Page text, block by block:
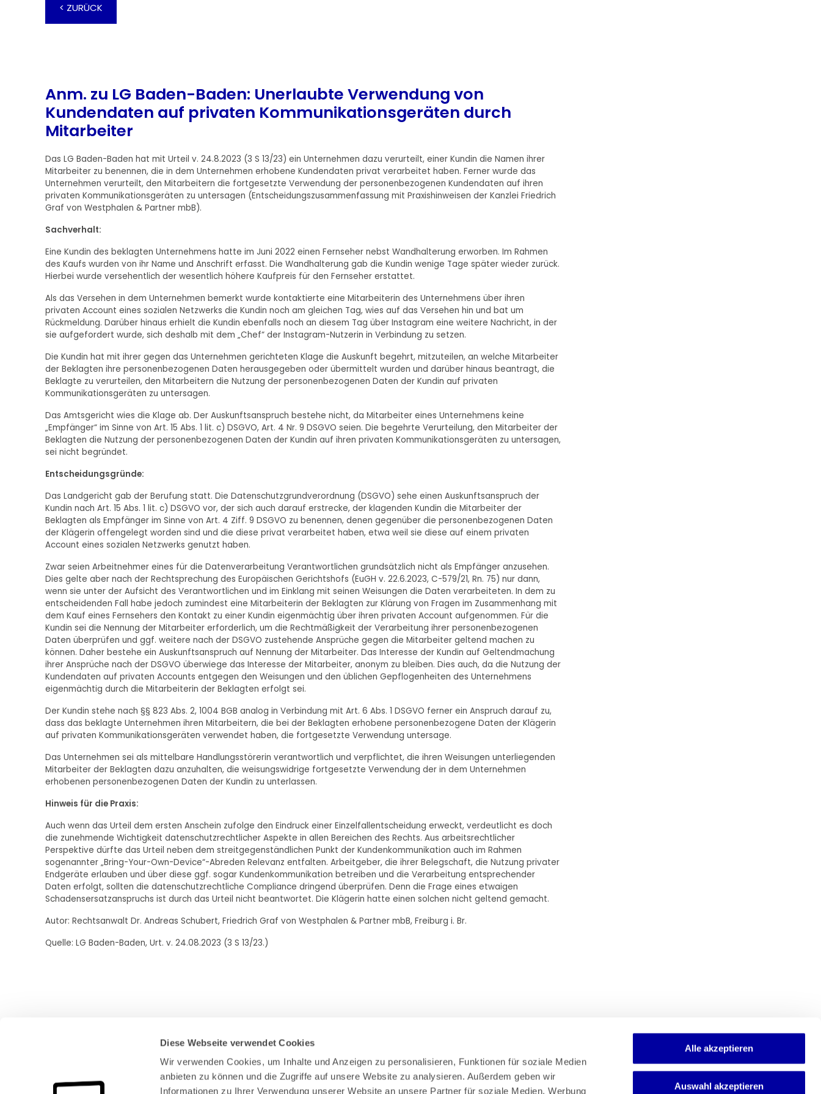
Diese Webseite verwendet Cookies
Wir verwenden Cookies, um Inhalte und Anzeigen zu personalisieren, Funktionen für soziale Medien
anbieten zu können und die Zugriffe auf unsere Website zu analysieren. Außerdem geben wir
Informationen zu Ihrer Verwendung unserer Website an unsere Partner für soziale Medien, Werbung
Alle akzeptieren
Auswahl akzeptieren
< ZURÜCK
Anm. zu LG Baden-Baden: Unerlaubte Verwendung von
Kundendaten auf privaten Kommunikationsgeräten durch
Mitarbeiter
Das LG Baden-Baden hat mit Urteil v. 24.8.2023 (3 S 13/23) ein Unternehmen dazu verurteilt, einer Kundin die Namen ihrer
Mitarbeiter zu benennen, die in dem Unternehmen erhobene Kundendaten privat verarbeitet haben. Ferner wurde das
Unternehmen verurteilt, den Mitarbeitern die fortgesetzte Verwendung der personenbezogenen Kundendaten auf ihren
privaten Kommunikationsgeräten zu untersagen (Entscheidungszusammenfassung mit Praxishinweisen der Kanzlei Friedrich
Graf von Westphalen & Partner mbB).
Sachverhalt:
Eine Kundin des beklagten Unternehmens hatte im Juni 2022 einen Fernseher nebst Wandhalterung erworben. Im Rahmen
des Kaufs wurden von ihr Name und Anschrift erfasst. Die Wandhalterung gab die Kundin wenige Tage später wieder zurück.
Hierbei wurde versehentlich der wesentlich höhere Kaufpreis für den Fernseher erstattet.
Als das Versehen in dem Unternehmen bemerkt wurde kontaktierte eine Mitarbeiterin des Unternehmens über ihren
privaten Account eines sozialen Netzwerks die Kundin noch am gleichen Tag, wies auf das Versehen hin und bat um
Rückmeldung. Darüber hinaus erhielt die Kundin ebenfalls noch an diesem Tag über Instagram eine weitere Nachricht, in der
sie aufgefordert wurde, sich deshalb mit dem „Chef“ der Instagram-Nutzerin in Verbindung zu setzen.
Die Kundin hat mit ihrer gegen das Unternehmen gerichteten Klage die Auskunft begehrt, mitzuteilen, an welche Mitarbeiter
der Beklagten ihre personenbezogenen Daten herausgegeben oder übermittelt wurden und darüber hinaus beantragt, die
Beklagte zu verurteilen, den Mitarbeitern die Nutzung der personenbezogenen Daten der Kundin auf privaten
Kommunikationsgeräten zu untersagen.
Das Amtsgericht wies die Klage ab. Der Auskunftsanspruch bestehe nicht, da Mitarbeiter eines Unternehmens keine
„Empfänger“ im Sinne von Art. 15 Abs. 1 lit. c) DSGVO, Art. 4 Nr. 9 DSGVO seien. Die begehrte Verurteilung, den Mitarbeiter der
Beklagten die Nutzung der personenbezogenen Daten der Kundin auf ihren privaten Kommunikationsgeräten zu untersagen,
sei nicht begründet.
Entscheidungsgründe:
Das Landgericht gab der Berufung statt. Die Datenschutzgrundverordnung (DSGVO) sehe einen Auskunftsanspruch der
Kundin nach Art. 15 Abs. 1 lit. c) DSGVO vor, der sich auch darauf erstrecke, der klagenden Kundin die Mitarbeiter der
Beklagten als Empfänger im Sinne von Art. 4 Ziff. 9 DSGVO zu benennen, denen gegenüber die personenbezogenen Daten
der Klägerin offengelegt worden sind und die diese privat verarbeitet haben, etwa weil sie diese auf einem privaten
Account eines sozialen Netzwerks genutzt haben.
Zwar seien Arbeitnehmer eines für die Datenverarbeitung Verantwortlichen grundsätzlich nicht als Empfänger anzusehen.
Dies gelte aber nach der Rechtsprechung des Europäischen Gerichtshofs (EuGH v. 22.6.2023, C-579/21, Rn. 75) nur dann,
wenn sie unter der Aufsicht des Verantwortlichen und im Einklang mit seinen Weisungen die Daten verarbeiteten. In dem zu
entscheidenden Fall habe jedoch zumindest eine Mitarbeiterin der Beklagten zur Klärung von Fragen im Zusammenhang mit
dem Kauf eines Fernsehers den Kontakt zu einer Kundin eigenmächtig über ihren privaten Account aufgenommen. Für die
Kundin sei die Nennung der Mitarbeiter erforderlich, um die Rechtmäßigkeit der Verarbeitung ihrer personenbezogenen
Daten überprüfen und ggf. weitere nach der DSGVO zustehende Ansprüche gegen die Mitarbeiter geltend machen zu
können. Daher bestehe ein Auskunftsanspruch auf Nennung der Mitarbeiter. Das Interesse der Kundin auf Geltendmachung
ihrer Ansprüche nach der DSGVO überwiege das Interesse der Mitarbeiter, anonym zu bleiben. Dies auch, da die Nutzung der
Kundendaten auf privaten Accounts entgegen den Weisungen und den üblichen Gepflogenheiten des Unternehmens
eigenmächtig durch die Mitarbeiterin der Beklagten erfolgt sei.
Der Kundin stehe nach §§ 823 Abs. 2, 1004 BGB analog in Verbindung mit Art. 6 Abs. 1 DSGVO ferner ein Anspruch darauf zu,
dass das beklagte Unternehmen ihren Mitarbeitern, die bei der Beklagten erhobene personenbezogene Daten der Klägerin
auf privaten Kommunikationsgeräten verwendet haben, die fortgesetzte Verwendung untersage.
Das Unternehmen sei als mittelbare Handlungsstörerin verantwortlich und verpflichtet, die ihren Weisungen unterliegenden
Mitarbeiter der Beklagten dazu anzuhalten, die weisungswidrige fortgesetzte Verwendung der in dem Unternehmen
erhobenen personenbezogenen Daten der Kundin zu unterlassen.
Hinweis für die Praxis:
Auch wenn das Urteil dem ersten Anschein zufolge den Eindruck einer Einzelfallentscheidung erweckt, verdeutlicht es doch
die zunehmende Wichtigkeit datenschutzrechtlicher Aspekte in allen Bereichen des Rechts. Aus arbeitsrechtlicher
Perspektive dürfte das Urteil neben dem streitgegenständlichen Punkt der Kundenkommunikation auch im Rahmen
sogenannter „Bring-Your-Own-Device“-Abreden Relevanz entfalten. Arbeitgeber, die ihrer Belegschaft, die Nutzung privater
Endgeräte erlauben und über diese ggf. sogar Kundenkommunikation betreiben und die Verarbeitung entsprechender
Daten erfolgt, sollten die datenschutzrechtliche Compliance dringend überprüfen. Denn die Frage eines etwaigen
Schadensersatzanspruchs ist durch das Urteil nicht beantwortet. Die Klägerin hatte einen solchen nicht geltend gemacht.
Autor: Rechtsanwalt Dr. Andreas Schubert, Friedrich Graf von Westphalen & Partner mbB, Freiburg i. Br.
Quelle: LG Baden-Baden, Urt. v. 24.08.2023 (3 S 13/23.)
Zahlung & Versand Newsletter